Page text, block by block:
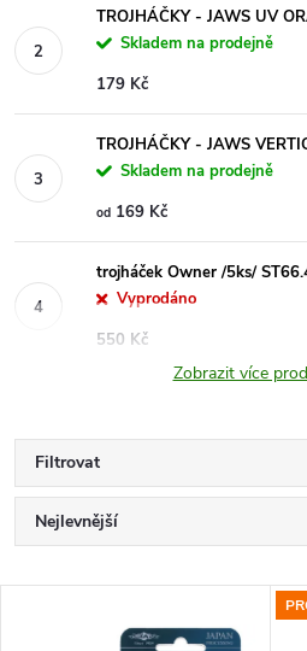
TROJHÁČKY - JAWS UV
Skladem na prodejně
179 Kč
TROJHÁČKY - JAWS
Skladem na prodejně
od 169 Kč
trojháček Owner /5ks/
Vyprodáno
550 Kč
Zobrazit více
Filtrovat
Ř
a
Nejlevnější